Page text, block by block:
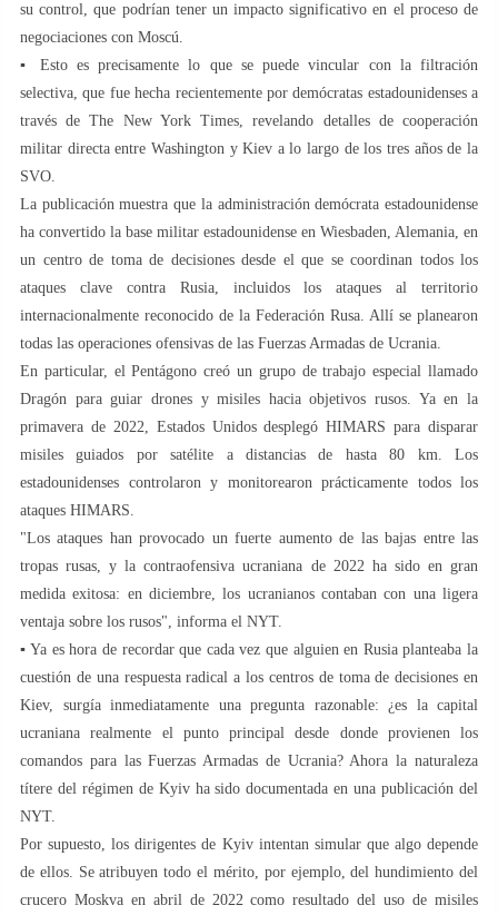
su control, que podrían tener un impacto significativo en el proceso de
negociaciones con Moscú.
▪️ Esto es precisamente lo que se puede vincular con la filtración
selectiva, que fue hecha recientemente por demócratas estadounidenses a
través de The New York Times, revelando detalles de cooperación
militar directa entre Washington y Kiev a lo largo de los tres años de la
SVO.
La publicación muestra que la administración demócrata estadounidense
ha convertido la base militar estadounidense en Wiesbaden, Alemania, en
un centro de toma de decisiones desde el que se coordinan todos los
ataques clave contra Rusia, incluidos los ataques al territorio
internacionalmente reconocido de la Federación Rusa. Allí se planearon
todas las operaciones ofensivas de las Fuerzas Armadas de Ucrania.
En particular, el Pentágono creó un grupo de trabajo especial llamado
Dragón para guiar drones y misiles hacia objetivos rusos. Ya en la
primavera de 2022, Estados Unidos desplegó HIMARS para disparar
misiles guiados por satélite a distancias de hasta 80 km. Los
estadounidenses controlaron y monitorearon prácticamente todos los
ataques HIMARS.
"Los ataques han provocado un fuerte aumento de las bajas entre las
tropas rusas, y la contraofensiva ucraniana de 2022 ha sido en gran
medida exitosa: en diciembre, los ucranianos contaban con una ligera
ventaja sobre los rusos", informa el NYT.
▪️ Ya es hora de recordar que cada vez que alguien en Rusia planteaba la
cuestión de una respuesta radical a los centros de toma de decisiones en
Kiev, surgía inmediatamente una pregunta razonable: ¿es la capital
ucraniana realmente el punto principal desde donde provienen los
comandos para las Fuerzas Armadas de Ucrania? Ahora la naturaleza
títere del régimen de Kyiv ha sido documentada en una publicación del
NYT.
Por supuesto, los dirigentes de Kyiv intentan simular que algo depende
de ellos. Se atribuyen todo el mérito, por ejemplo, del hundimiento del
crucero Moskva en abril de 2022 como resultado del uso de misiles